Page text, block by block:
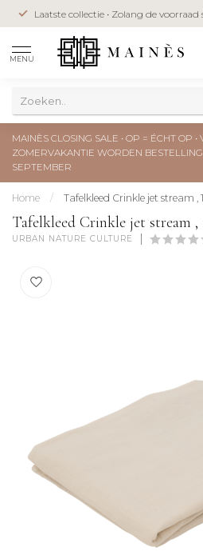
Laatste collectie • Zolang de voorraad
MENU
MAINÈS CLOSING SALE • OP = ÉCHT OP
ZOMERVAKANTIE WORDEN
SEPTEMBER
Home / Tafelkleed Crinkle jet stream ,
Tafelkleed Crinkle jet stream ,
URBAN NATURE CULTURE